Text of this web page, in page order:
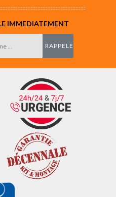
IMMEDIATEMENT